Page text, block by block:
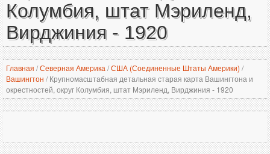
Колумбия, штат Мэриленд,
Вирджиния - 1920
Главная /Северная Америка /США (Соединенные Штаты Америки) /
Вашингтон /Крупномасштабная детальная старая карта Вашингтона и
окрестностей, округ Колумбия, штат Мэриленд, Вирджиния - 1920